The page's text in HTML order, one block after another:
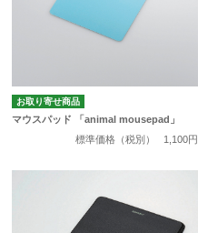
お取り寄せ商品
マウスパッド 「animal mousepad」
標準価格（税別）
1,100円